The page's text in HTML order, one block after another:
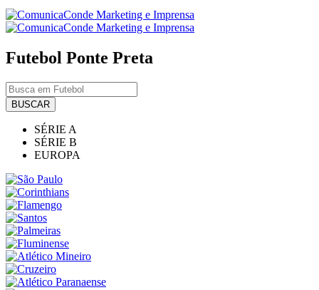
Futebol Ponte Preta
BUSCAR
SÉRIE A
SÉRIE B
EUROPA